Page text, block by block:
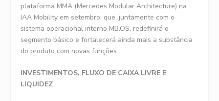
plataforma MMA (Mercedes Modular Architecture) na
IAA Mobility em setembro, que, juntamente com o
sistema operacional interno MB.OS, redefinirá o
segmento básico e fortalecerá ainda mais a substância
do produto com novas funções.
INVESTIMENTOS, FLUXO DE CAIXA LIVRE E
LIQUIDEZ